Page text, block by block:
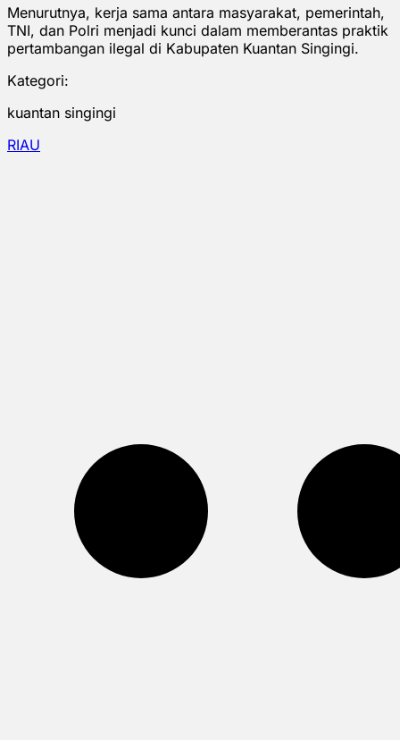
Menurutnya, kerja sama antara masyarakat, pemerintah,
TNI, dan Polri menjadi kunci dalam memberantas praktik
pertambangan ilegal di Kabupaten Kuantan Singingi.
Kategori:
kuantan singingi
RIAU